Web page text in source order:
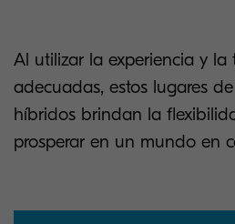
Al utilizar la experiencia y la
adecuadas, estos lugares
híbridos brindan la
prosperar en un mundo en